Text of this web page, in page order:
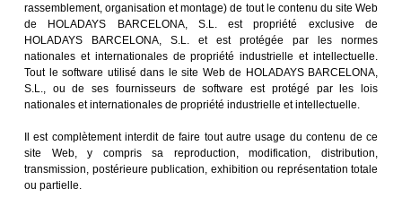
rassemblement, organisation et montage) de tout le contenu du site Web
de HOLADAYS BARCELONA, S.L. est propriété exclusive de
HOLADAYS BARCELONA, S.L. et est protégée par les normes
nationales et internationales de propriété industrielle et intellectuelle.
Tout le software utilisé dans le site Web de HOLADAYS BARCELONA,
S.L., ou de ses fournisseurs de software est protégé par les lois
nationales et internationales de propriété industrielle et intellectuelle.
Il est complètement interdit de faire tout autre usage du contenu de ce
site Web, y compris sa reproduction, modification, distribution,
transmission, postérieure publication, exhibition ou représentation totale
ou partielle.